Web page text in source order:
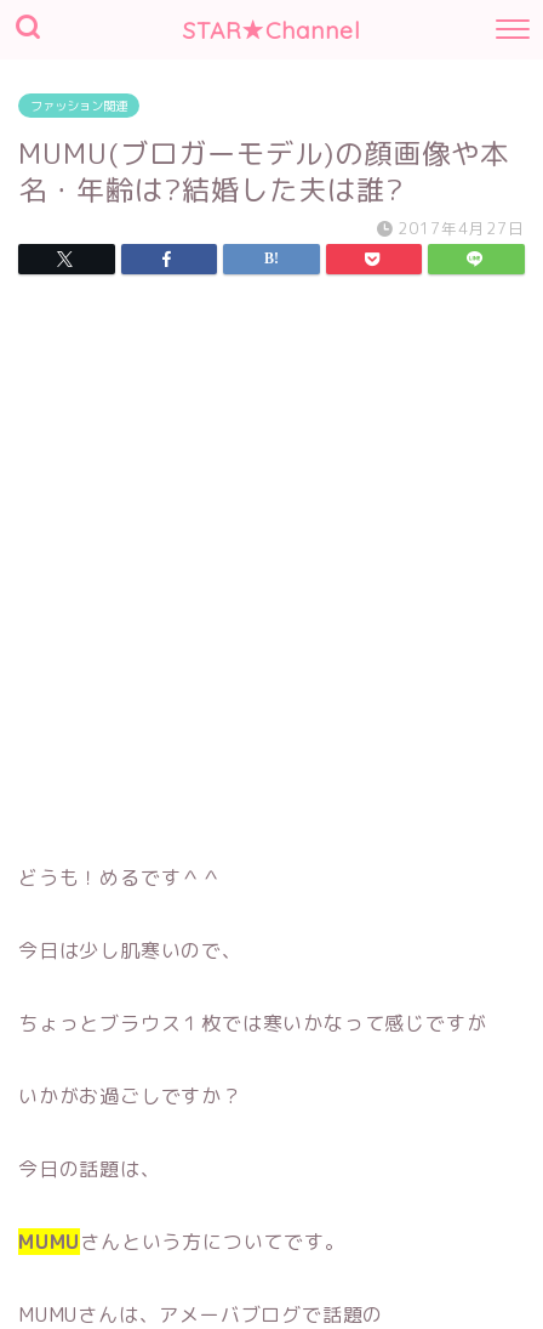
STAR★Channel
ファッション関連
MUMU(ブロガーモデル)の顔画像や本
名・年齢は?結婚した夫は誰?
2017年4月27日
どうも！めるです＾＾
今日は少し肌寒いので、
ちょっとブラウス１枚では寒いかなって感じですが
いかがお過ごしですか？
今日の話題は、
MUMUさんという方についてです。
MUMUさんは、アメーバブログで話題の